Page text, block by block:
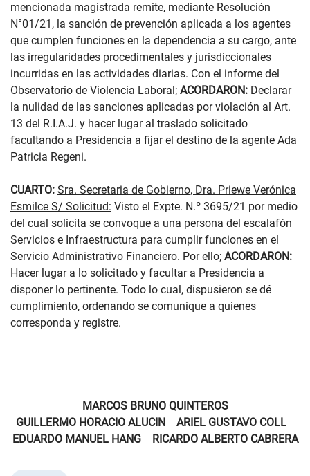
mencionada magistrada remite, mediante Resolución
N°01/21, la sanción de prevención aplicada a los agentes
que cumplen funciones en la dependencia a su cargo, ante
las irregularidades procedimentales y jurisdiccionales
incurridas en las actividades diarias. Con el informe del
Observatorio de Violencia Laboral; ACORDARON: Declarar
la nulidad de las sanciones aplicadas por violación al Art.
13 del R.I.A.J. y hacer lugar al traslado solicitado
facultando a Presidencia a fijar el destino de la agente Ada
Patricia Regeni.
CUARTO: Sra. Secretaria de Gobierno, Dra. Priewe Verónica
Esmilce S/ Solicitud: Visto el Expte. N.º 3695/21 por medio
del cual solicita se convoque a una persona del escalafón
Servicios e Infraestructura para cumplir funciones en el
Servicio Administrativo Financiero. Por ello; ACORDARON:
Hacer lugar a lo solicitado y facultar a Presidencia a
disponer lo pertinente. Todo lo cual, dispusieron se dé
cumplimiento, ordenando se comunique a quienes
corresponda y registre.
MARCOS BRUNO QUINTEROS
GUILLERMO HORACIO ALUCIN ARIEL GUSTAVO COLL
EDUARDO MANUEL HANG RICARDO ALBERTO CABRERA